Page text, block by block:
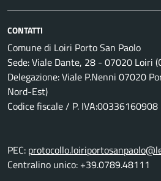
CONTATTI
Comune di Loiri Porto San Paolo
Sede: Viale Dante, 28 - 07020 Loiri
Delegazione: Viale P.Nenni 07020
Nord-Est)
Codice fiscale / P. IVA:00336160908
PEC:
Centralino unico: +39.0789.48111